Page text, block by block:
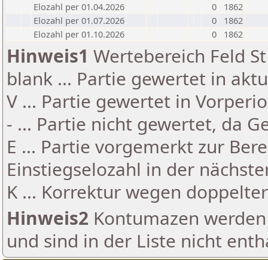
Elozahl per 01.04.2026
0
1862
Elozahl per 01.07.2026
0
1862
Elozahl per 01.10.2026
0 1862
Hinweis1 Wertebereich Feld
blank ... Partie gewertet in
V ... Partie gewertet in
- ... Partie nicht gewertet, da
E ... Partie vorgemerkt zur
Einstiegselozahl in der
K ... Korrektur wegen
Hinweis2 Kontumazen
und sind in der Liste nicht